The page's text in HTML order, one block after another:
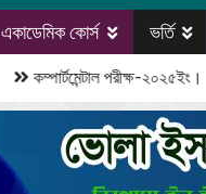
একাডেমিক কোর্স ভর্তি
কম্পার্টমেন্টাল পরীক্ষ-২০২৫ইং।